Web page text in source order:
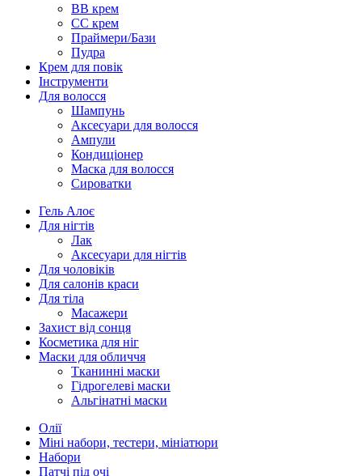
BB крем
CC крем
Праймери/Бази
Пудра
Крем для повік
Інструменти
Для волосся
Шампунь
Аксесуари для волосся
Ампули
Кондиціонер
Маска для волосся
Сироватки
Гель Алоє
Для нігтів
Лак
Аксесуари для нігтів
Для чоловіків
Для салонів краси
Для тіла
Масажери
Захист від сонця
Косметика для ніг
Маски для обличчя
Тканинні маски
Гідрогелеві маски
Альгінатні маски
Олії
Міні набори, тестери, мініатюри
Набори
Патчі під очі